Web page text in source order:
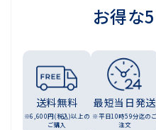
お得な
送料無料
※6,600円(税込)以上の
ご購入
最短当日発送
※平日10時59分迄のご
注文